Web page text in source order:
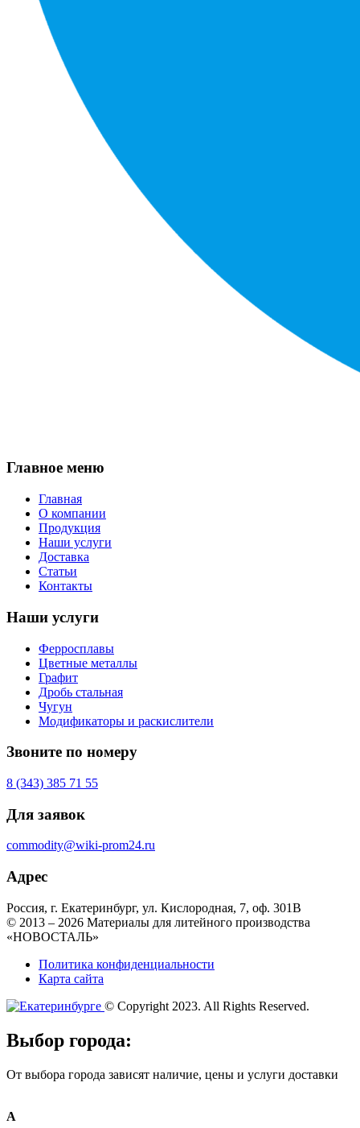
Главное меню
Главная
О компании
Продукция
Наши услуги
Доставка
Статьи
Контакты
Наши услуги
Ферросплавы
Цветные металлы
Графит
Дробь стальная
Чугун
Модификаторы и раскислители
Звоните по номеру
8 (343) 385 71 55
Для заявок
commodity@wiki-prom24.ru
Адрес
Россия, г. Екатеринбург, ул. Кислородная, 7, оф. 301B
© 2013 – 2026 Материалы для литейного производства
«НОВОСТАЛЬ»
Политика конфиденциальности
Карта сайта
© Copyright 2023. All Rights Reserved.
Выбор города:
От выбора города зависят наличие, цены и услуги доставки
А